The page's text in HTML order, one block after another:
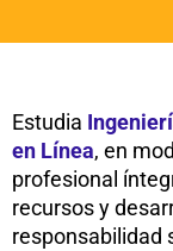
Estudia
en Línea, en
profesional
recursos y
responsabilidad